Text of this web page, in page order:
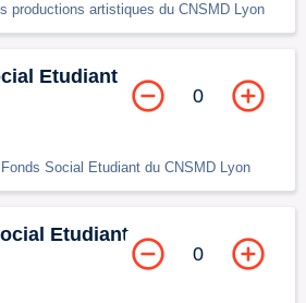
productions artistiques du CNSMD Lyon
Etudiant
Social Etudiant du CNSMD Lyon
0
Etudiant
0